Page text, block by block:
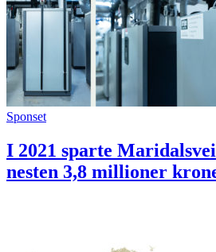
Sponset
I 2021 sparte
nesten 3,8 millioner